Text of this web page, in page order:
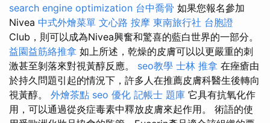
search engine optimization 台中喬骨 如果您報名參加
Nivea 中式外燴菜單 文心路 按摩 東南旅行社 台胞證
Club，則可以成為Nivea興奮和驚喜的藍白世界的一部分。
益園益筋絡推拿 如上所述，乾燥的皮膚可以以更嚴重的刺
激甚至剝落來對視黃醇反應。 seo教學 士林 推拿 在痤瘡由
於持久問題引起的情況下，許多人在推薦皮膚科醫生後轉向
視黃醇。 外燴茶點 seo 優化 記帳士 題庫 它具有抗氧化作
用，可以通過從炎症毒素中釋放皮膚來起作用。 術語的使